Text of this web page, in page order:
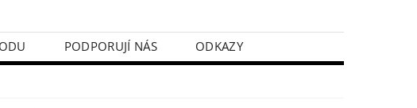
PODPORUJÍ NÁS
ODKAZY